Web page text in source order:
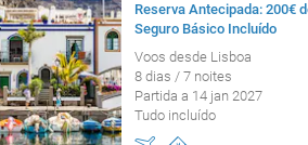
Reserva Antecipada: 200€
Seguro Básico Incluído
Voos desde Lisboa
8 dias / 7 noites
Partida a 14 jan 2027
Tudo incluído